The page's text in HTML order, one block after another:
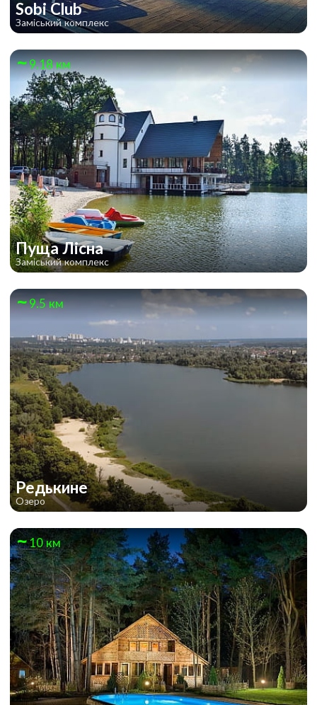
Sobi Club
Заміський комплекс
9.18 км
Пуща Лісна
Заміський комплекс
9.5 км
Редькине
Озеро
10 км